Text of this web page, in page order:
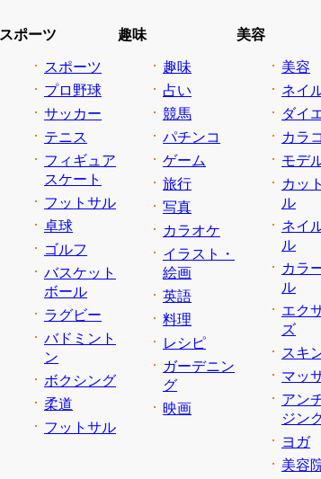
スポーツ
スポーツ
プロ野球
サッカー
テニス
フィギュア
スケート
フットサル
卓球
ゴルフ
バスケット
ボール
ラグビー
バドミント
ン
ボクシング
柔道
フットサル
趣味
趣味
占い
競馬
パチンコ
ゲーム
旅行
写真
カラオケ
イラスト・
絵画
英語
料理
レシピ
ガーデニン
グ
映画
美容
美容
ネイ
ダイ
カラ
モデ
カッ
ル
ネイ
ル
カラ
ル
エク
ズ
スキ
マッ
アン
ジン
ヨガ
美容